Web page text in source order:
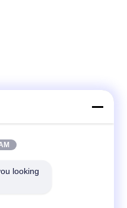
looking